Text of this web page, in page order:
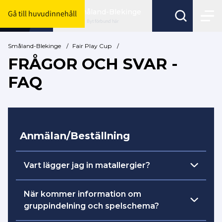
Gå till huvudinnehållSmåland-Blekinge
Byt förbund här
Småland-Blekinge / Fair Play Cup /
FRÅGOR OCH SVAR -
FAQ
Anmälan/Beställning
Vart lägger jag in matallergier?
Alla allergier registreras i Profixio under
spelartruppen.
(Ni skall inte lägga in de spelare som inte
När kommer information om
gruppindelning och spelschema?